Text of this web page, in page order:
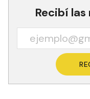
Recibí